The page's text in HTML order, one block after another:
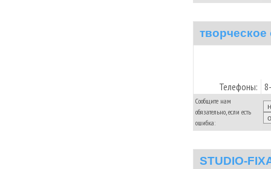
Телефоны:
Сообщите нам
обязательно, если есть
ошибка:
STUDIO-